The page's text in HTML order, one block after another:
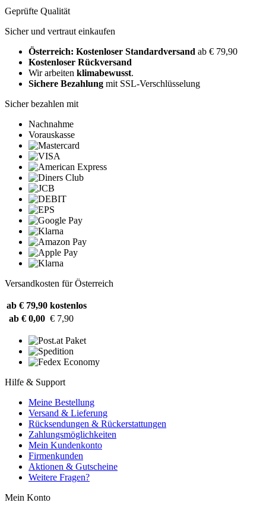
Geprüfte Qualität
Sicher und vertraut einkaufen
Österreich: Kostenloser Standardversand ab € 79,90
Kostenloser Rückversand
Wir arbeiten klimabewusst.
Sichere Bezahlung mit SSL-Verschlüsselung
Sicher bezahlen mit
Nachnahme
Vorauskasse
Versandkosten für Österreich
ab € 79,90 kostenlos
ab € 0,00 € 7,90
Hilfe & Support
Meine Bestellung
Versand & Lieferung
Rücksendungen & Rückerstattungen
Zahlungsmöglichkeiten
Mein Kundenkonto
Firmenkunden
Aktionen & Gutscheine
Weitere Fragen?
Mein Konto